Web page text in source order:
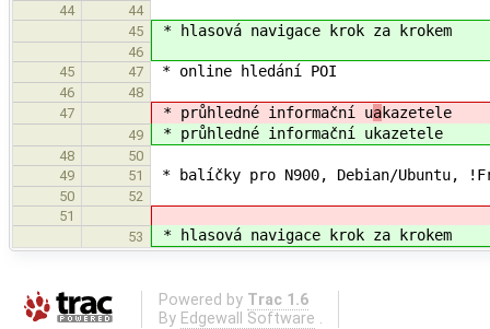
44
44
45
* hlasová navigace krok za krokem
46
45
47 * online hledání POI
46
48
47
* průhledné informační uakazetele
49 * průhledné informační ukazetele
48
50
49
51 * balíčky pro N900, Debian/Ubuntu,
50
52
51
53
* hlasová navigace krok za krokem
Powered by Trac 1.6
By Edgewall Software .